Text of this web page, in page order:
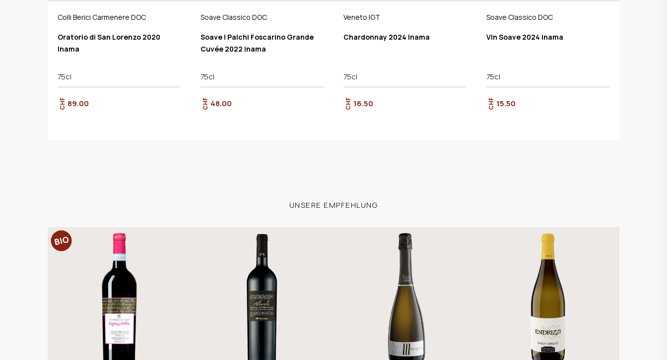
Colli Berici Carmenere DOC
Oratorio di San Lorenzo 2020
Inama
75cl
CHF 89.00
Soave Classico DOC
Soave I Palchi Foscarino Grande
Cuvée 2022 Inama
75cl
CHF 48.00
Veneto IGT
Chardonnay 2024 Inama
75cl
CHF 16.50
Soave Classico DOC
Vin Soave 2024 Inama
75cl
CHF 15.50
UNSERE EMPFEHLUNG